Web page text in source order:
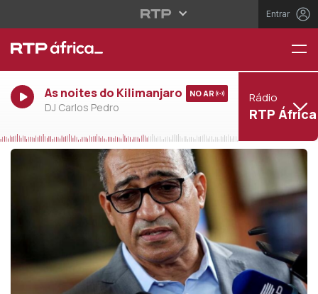
Entrar
As noites do Kilimanjaro
DJ Carlos Pedro
NO AR Rádio
RTP África